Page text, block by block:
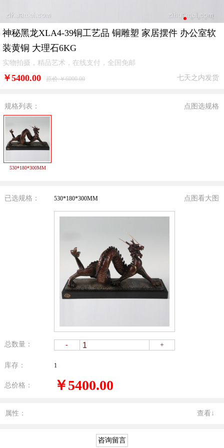
神秘黑龙XLA4-39铜工艺品 铜雕塑 家居摆件 办公室软
装黄铜 大理石6KG
实物拍摄，精品艺术，在线支付，全国免邮
￥5400.00 原价:￥6000.00 七天之内发货
规格列表： 点图选规格
530*180*300MM
已选规格： 530*180*300MM 点图看大图
总数量： - +
库存： 1
总价格： ￥5400.00
属性： 查看↓